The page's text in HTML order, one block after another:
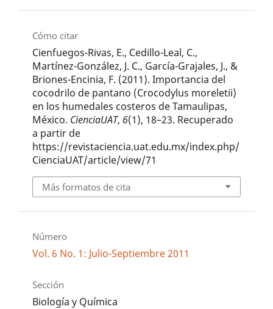
Cómo citar
Cienfuegos-Rivas, E., Cedillo-Leal, C.,
Martínez-González, J. C., García-Grajales, J., &
Briones-Encinia, F. (2011). Importancia del
cocodrilo de pantano (Crocodylus moreletii)
en los humedales costeros de Tamaulipas,
México. CienciaUAT, 6(1), 18–23. Recuperado
a partir de
https://revistaciencia.uat.edu.mx/index.php/
CienciaUAT/article/view/71
Más formatos de cita
Número
Vol. 6 No. 1: Julio-Septiembre 2011
Sección
Biología y Química